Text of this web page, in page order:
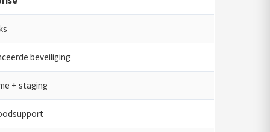
beveiliging
+ staging